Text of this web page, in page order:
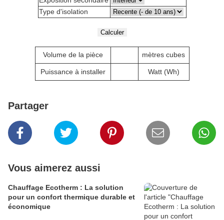
Type d'isolation
Volume de la pièce mètres cubes
Puissance à installer Watt (Wh)
Partager
Vous aimerez aussi
Chauffage Ecotherm : La solution
pour un confort thermique durable et
économique